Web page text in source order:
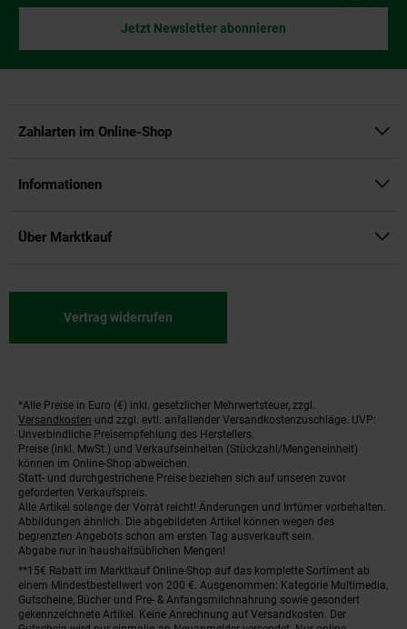
Jetzt Newsletter abonnieren
Zahlarten im Online-Shop
Informationen
Über Marktkauf
Vertrag widerrufen
Fußnoten
*Alle Preise in Euro (€) inkl. gesetzlicher Mehrwertsteuer, zzgl.
Versandkosten und zzgl. evtl. anfallender Versandkostenzuschläge. UVP:
Unverbindliche Preisempfehlung des Herstellers.
Preise (inkl. MwSt.) und Verkaufseinheiten (Stückzahl/Mengeneinheit)
können im Online-Shop abweichen.
Statt- und durchgestrichene Preise beziehen sich auf unseren zuvor
geforderten Verkaufspreis.
Alle Artikel solange der Vorrat reicht! Änderungen und Irrtümer vorbehalten.
Abbildungen ähnlich. Die abgebildeten Artikel können wegen des
begrenzten Angebots schon am ersten Tag ausverkauft sein.
Abgabe nur in haushaltsüblichen Mengen!
**15€ Rabatt im Marktkauf Online-Shop auf das komplette Sortiment ab
einem Mindestbestellwert von 200 €. Ausgenommen: Kategorie Multimedia,
Gutscheine, Bücher und Pre- & Anfangsmilchnahrung sowie gesondert
gekennzeichnete Artikel. Keine Anrechnung auf Versandkosten. Der